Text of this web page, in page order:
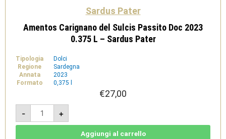
Sardus Pater
Amentos Carignano del Sulcis Passito Doc 2023
0.375 L – Sardus Pater
Tipologia
Dolci
Regione
Sardegna
Annata
2023
Formato
0,375 l
€27,00
-
Amentos
Carignano
del
Sulcis
+
Aggiungi al carrello